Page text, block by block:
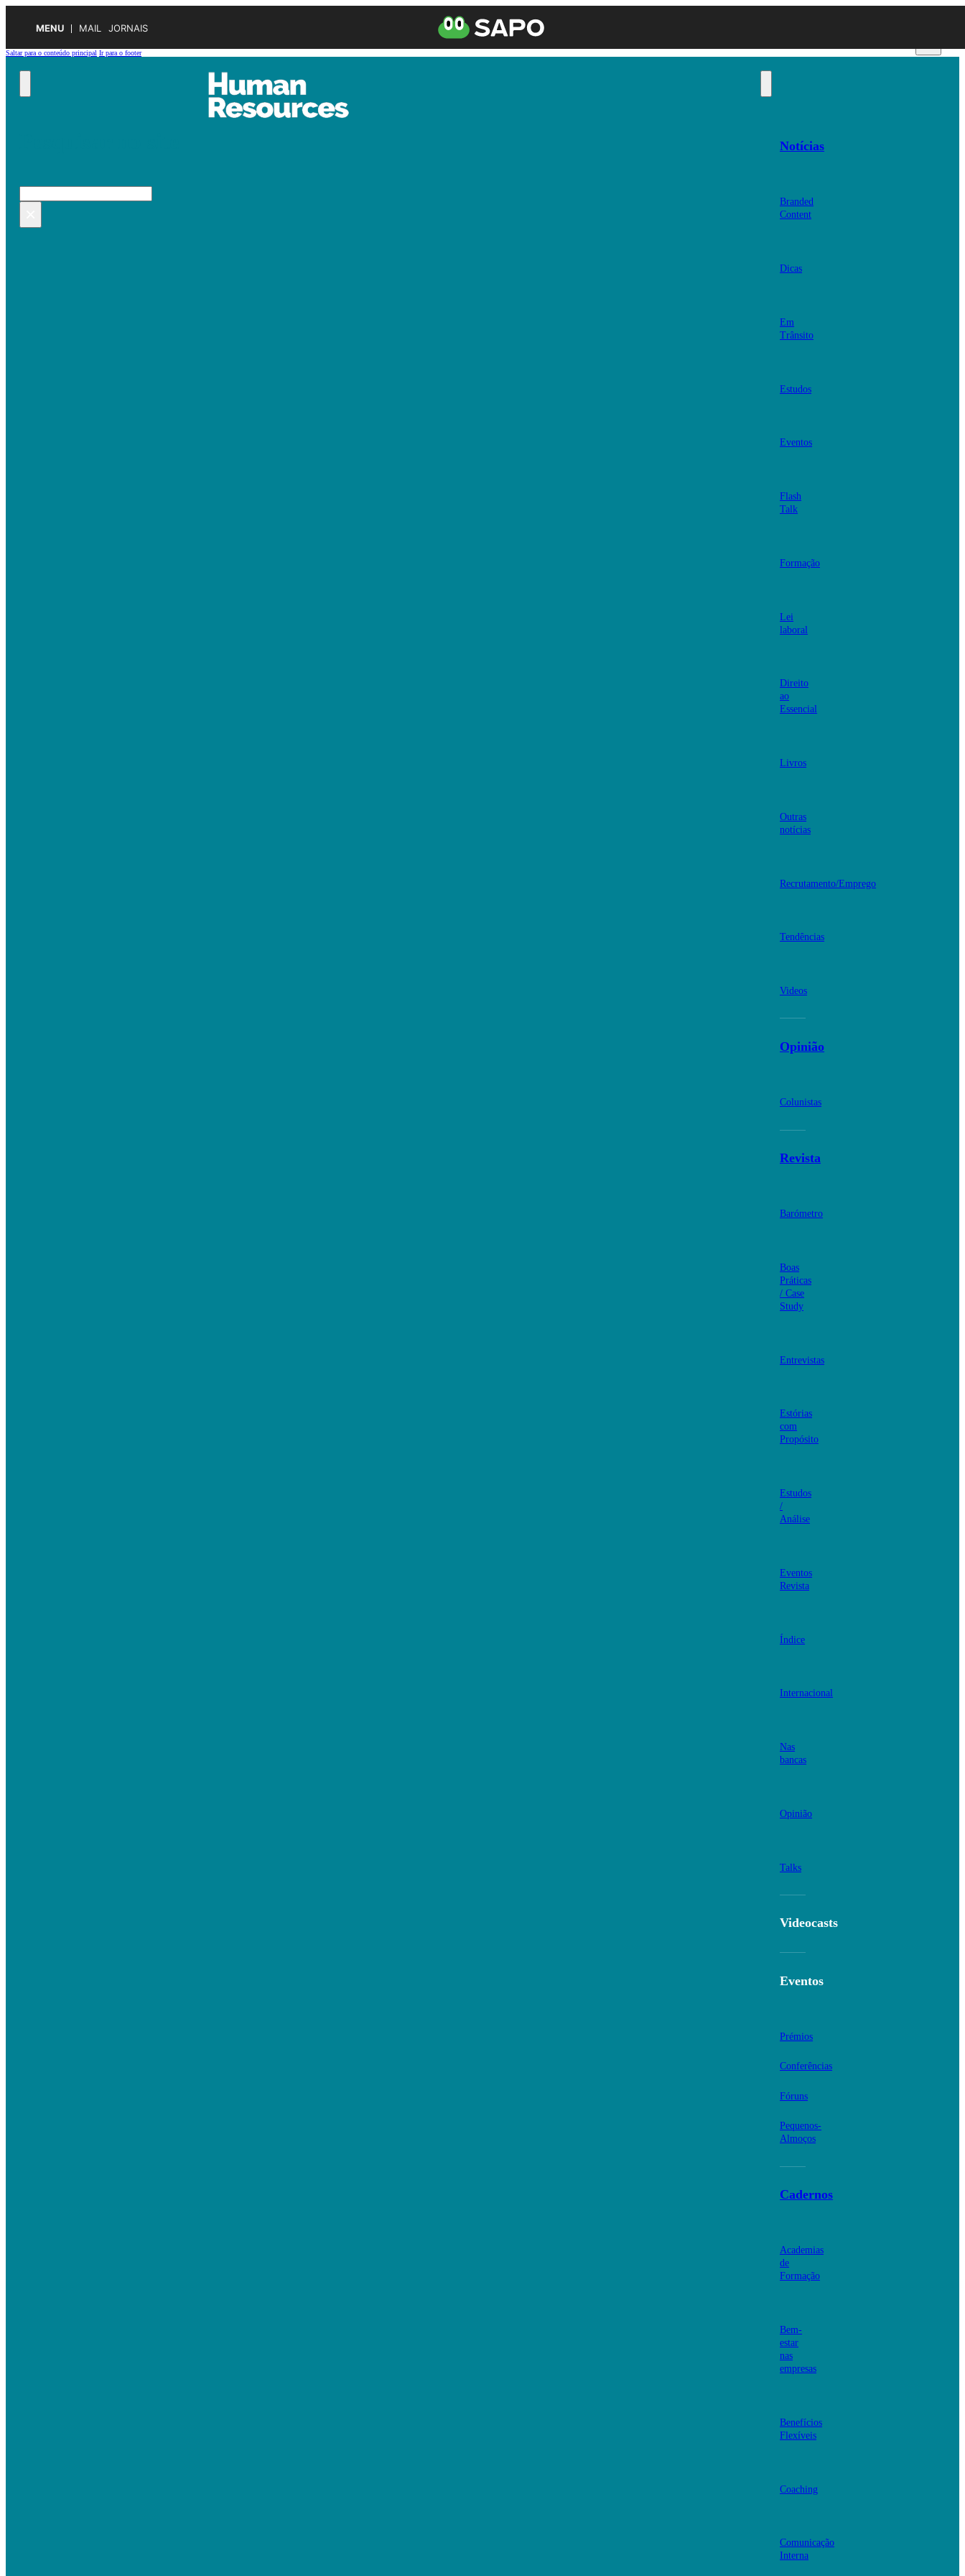
MENU MAIL JORNAIS
Saltar para o conteúdo principal Ir para o footer
Pesquisar
Notícias
Branded
Content
Dicas
Em
Trânsito
Estudos
Eventos
Flash
Talk
Formação
Lei
laboral
Direito
ao
Essencial
Livros
Outras
notícias
Recrutamento/Emprego
Tendências
Videos
Opinião
Colunistas
Revista
Barómetro
Boas
Práticas
/ Case
Study
Entrevistas
Estórias
com
Propósito
Estudos
/
Análise
Eventos
Revista
Índice
Internacional
Nas
bancas
Opinião
Talks
Videocasts
Eventos
Prémios
Conferências
Fóruns
Pequenos-
Almoços
Cadernos
Academias
de
Formação
Bem-
estar
nas
empresas
Benefícios
Flexíveis
Coaching
Comunicação
Interna